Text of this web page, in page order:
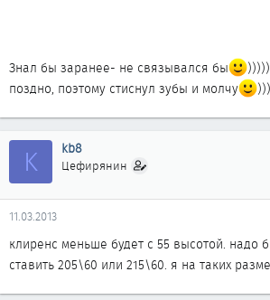
Знал бы заранее- не связывался бы
поздно, поэтому стиснул зубы и молчу
K kb8
Цефирянин
11.03.2013
клиренс меньше будет с 55 высотой. надо
ставить 205\60 или 215\60. я на таких